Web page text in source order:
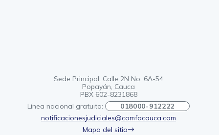
Sede Principal, Calle 2N No. 6A-54
Popayán, Cauca
PBX 602-8231868
Línea nacional gratuita:
018000-912222
notificacionesjudiciales@comfacauca.com
Mapa del sitio